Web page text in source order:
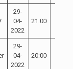
29-
04-
2022
21:00
29-
04-
2022
20:00